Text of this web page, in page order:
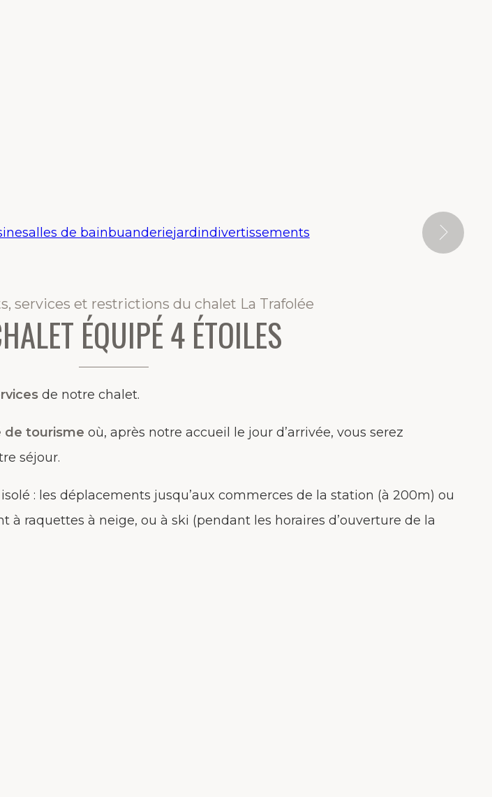
salles de bainbuanderiejardindivertissements
ÉQUIPÉ 4 ÉTOILES
services et restrictions du chalet La Trafolée
de notre chalet.
de tourisme où, après notre accueil le jour d’arrivée, vous serez
séjour.
: les déplacements jusqu’aux commerces de la station (à 200m) ou
à raquettes à neige, ou à ski (pendant les horaires d’ouverture de la